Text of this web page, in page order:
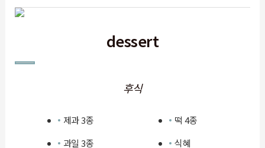
dessert
후식
제과 3종
떡 4종
과일 3종
식혜